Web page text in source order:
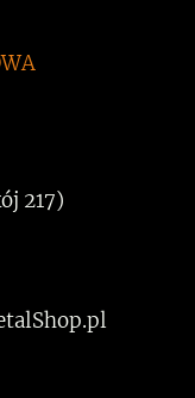
217)